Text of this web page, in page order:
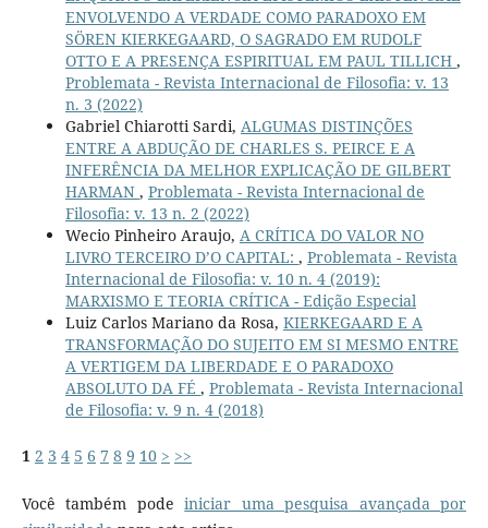
ENVOLVENDO A VERDADE COMO PARADOXO EM
SÖREN KIERKEGAARD, O SAGRADO EM RUDOLF
OTTO E A PRESENÇA ESPIRITUAL EM PAUL TILLICH ,
Problemata - Revista Internacional de Filosofia: v. 13
n. 3 (2022)
Gabriel Chiarotti Sardi, ALGUMAS DISTINÇÕES
ENTRE A ABDUÇÃO DE CHARLES S. PEIRCE E A
INFERÊNCIA DA MELHOR EXPLICAÇÃO DE GILBERT
HARMAN , Problemata - Revista Internacional de
Filosofia: v. 13 n. 2 (2022)
Wecio Pinheiro Araujo, A CRÍTICA DO VALOR NO
LIVRO TERCEIRO D’O CAPITAL: , Problemata - Revista
Internacional de Filosofia: v. 10 n. 4 (2019):
MARXISMO E TEORIA CRÍTICA - Edição Especial
Luiz Carlos Mariano da Rosa, KIERKEGAARD E A
TRANSFORMAÇÃO DO SUJEITO EM SI MESMO ENTRE
A VERTIGEM DA LIBERDADE E O PARADOXO
ABSOLUTO DA FÉ , Problemata - Revista Internacional
de Filosofia: v. 9 n. 4 (2018)
1 2 3 4 5 6 7 8 9 10 > >>
Você também podeiniciar uma pesquisa avançada por